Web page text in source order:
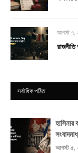
আগস্ট ৭,
সর্বাধিক পঠিত
আগস্ট ৫,